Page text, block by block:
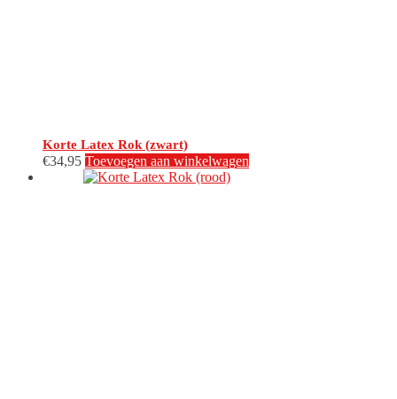
Korte Latex Rok (zwart)
€34,95 Toevoegen aan winkelwagen